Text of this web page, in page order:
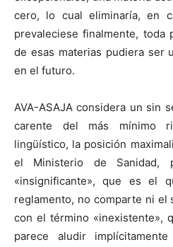
cero, lo cual eliminaría, en
prevaleciese finalmente, toda
de esas materias pudiera ser
en el futuro.
AVA-ASAJA considera un sin
carente del más mínimo
lingüístico, la posición
el Ministerio de Sanidad,
«insignificante», que es el
reglamento, no comparte ni el
con el término «inexistente»,
parece aludir